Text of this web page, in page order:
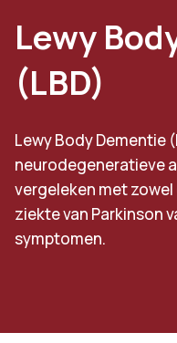
Lewy
(LBD)
Lewy Body Dementie
neurodegeneratieve
vergeleken met
ziekte van Parkinson
symptomen.